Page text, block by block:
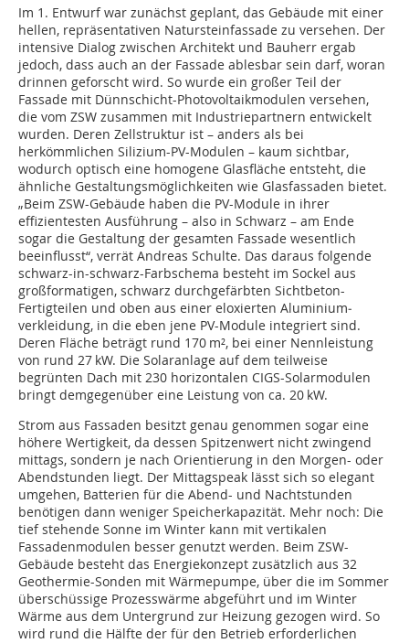
Im 1. Entwurf war zunächst geplant, das Gebäude mit einer
hellen, repräsentativen Natursteinfassade zu versehen. Der
intensive Dialog zwischen Architekt und Bauherr ergab
jedoch, dass auch an der Fassade ablesbar sein darf, woran
drinnen geforscht wird. So wurde ein großer Teil der
Fassade mit Dünnschicht-Photovoltaikmodulen versehen,
die vom ZSW zusammen mit Industriepartnern entwickelt
wurden. Deren Zellstruktur ist – anders als bei
herkömmlichen Silizium-PV-Modulen – kaum sichtbar,
wodurch optisch eine homogene Glas­fläche entsteht, die
ähnliche Gestaltungsmöglichkeiten wie Glasfassaden bietet.
„Beim ZSW-Gebäude haben die PV-Module in ihrer
effizientesten Ausführung – also in Schwarz – am Ende
sogar die Gestaltung der gesamten Fassade wesentlich
beeinflusst“, verrät Andreas Schulte. Das daraus folgende
schwarz-in-schwarz-Farbschema besteht im Sockel aus
großformatigen, schwarz durchgefärbten Sichtbeton-
Fertigteilen und oben aus einer eloxierten Aluminium­
verkleidung, in die eben jene PV-Module integriert sind.
Deren Fläche beträgt rund 170 m², bei einer Nennleistung
von rund 27 kW. Die Solaranlage auf dem teilweise
begrünten Dach mit 230 horizontalen CIGS-Solarmodulen
bringt demgegenüber eine Leistung von ca. 20 kW.
Strom aus Fassaden besitzt genau genommen sogar eine
höhere Wertigkeit, da dessen Spitzenwert nicht zwingend
mittags, sondern je nach Orientierung in den Morgen- oder
Abendstunden liegt. Der Mittagspeak lässt sich so elegant
umgehen, Batterien für die Abend- und Nachtstunden
benötigen dann weniger Speicherkapazität. Mehr noch: Die
tief stehende Sonne im Winter kann mit vertikalen
Fassadenmodulen besser genutzt werden. Beim ZSW-
Gebäude besteht das Energiekonzept zusätzlich aus 32
Geothermie-Sonden mit Wärmepumpe, über die im Sommer
überschüssige Prozesswärme abgeführt und im Winter
Wärme aus dem Untergrund zur Heizung gezogen wird. So
wird rund die Hälfte der für den Betrieb erforderlichen